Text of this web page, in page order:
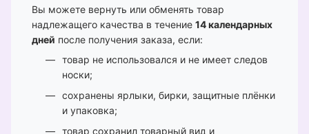
Вы можете вернуть или обменять товар
надлежащего качества в течение 14 календарных
дней после получения заказа, если:
товар не использовался и не имеет следов
носки;
сохранены ярлыки, бирки, защитные плёнки
и упаковка;
товар сохранил товарный вид и